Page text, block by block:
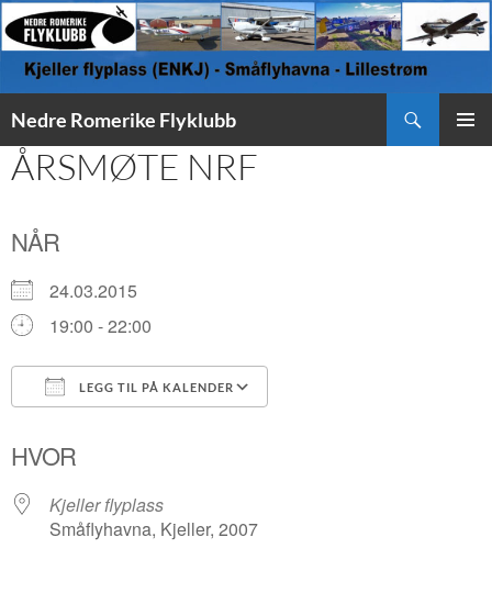
Nedre Romerike Flyklubb
TIL
INNHOLD
ÅRSMØTE NRF
NÅR
24.03.2015
19:00 - 22:00
LEGG TIL PÅ KALENDER
HVOR
Kjeller flyplass
Småflyhavna, Kjeller, 2007